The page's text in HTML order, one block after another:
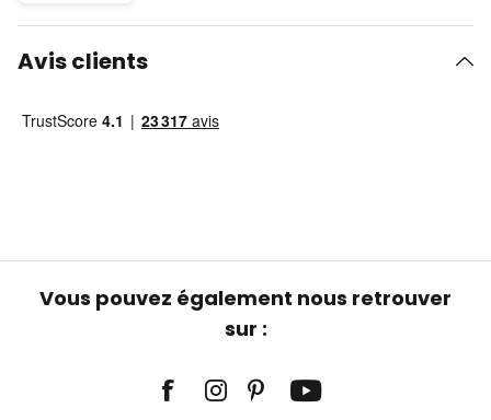
Avis clients
Vous pouvez également nous retrouver
sur :